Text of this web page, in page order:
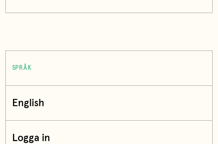
SPRÅK
English
Logga in